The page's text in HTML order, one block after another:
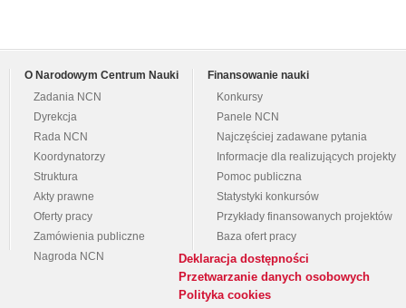
O Narodowym Centrum Nauki
Zadania NCN
Dyrekcja
Rada NCN
Koordynatorzy
Struktura
Akty prawne
Oferty pracy
Zamówienia publiczne
Nagroda NCN
Finansowanie nauki
Konkursy
Panele NCN
Najczęściej zadawane pytania
Informacje dla realizujących projekty
Pomoc publiczna
Statystyki konkursów
Przykłady finansowanych projektów
Baza ofert pracy
Deklaracja dostępności
Przetwarzanie danych osobowych
Polityka cookies